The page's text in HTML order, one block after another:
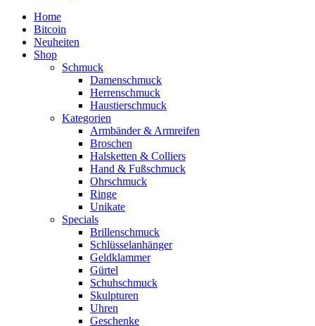
Home
Bitcoin
Neuheiten
Shop
Schmuck
Damenschmuck
Herrenschmuck
Haustierschmuck
Kategorien
Armbänder & Armreifen
Broschen
Halsketten & Colliers
Hand & Fußschmuck
Ohrschmuck
Ringe
Unikate
Specials
Brillenschmuck
Schlüsselanhänger
Geldklammer
Gürtel
Schuhschmuck
Skulpturen
Uhren
Geschenke